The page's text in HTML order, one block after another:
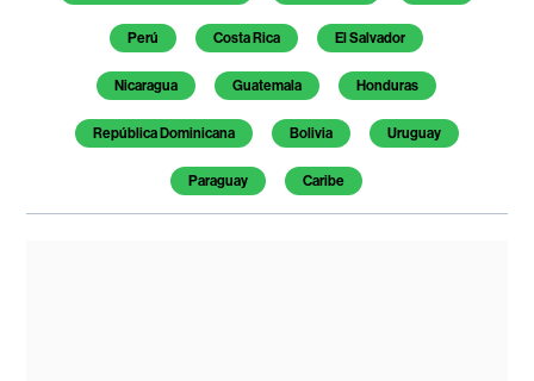
Perú Costa Rica El Salvador
Nicaragua Guatemala Honduras
República Dominicana Bolivia Uruguay
Paraguay Caribe